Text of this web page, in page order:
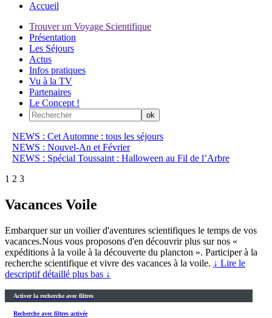
Accueil
Trouver un Voyage Scientifique
Présentation
Les Séjours
Actus
Infos pratiques
Vu à la TV
Partenaires
Le Concept !
NEWS : Cet Automne : tous les séjours
NEWS : Nouvel-An et Février
NEWS : Spécial Toussaint : Halloween au Fil de l’Arbre
1 2 3
Vacances Voile
Embarquer sur un voilier d'aventures scientifiques le temps de vos
vacances.Nous vous proposons d'en découvrir plus sur nos «
expéditions à la voile à la découverte du plancton ». Participer à la
recherche scientifique et vivre des vacances à la voile. ↓ Lire le
descriptif détaillé plus bas ↓
Activer la recherche avec filtres
Recherche avec filtres activée